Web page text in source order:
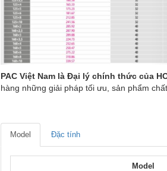
PAC Việt Nam là Đại lý chính thức của
hàng những giải pháp tối ưu, sản phẩm
Model Đặc tính
Model